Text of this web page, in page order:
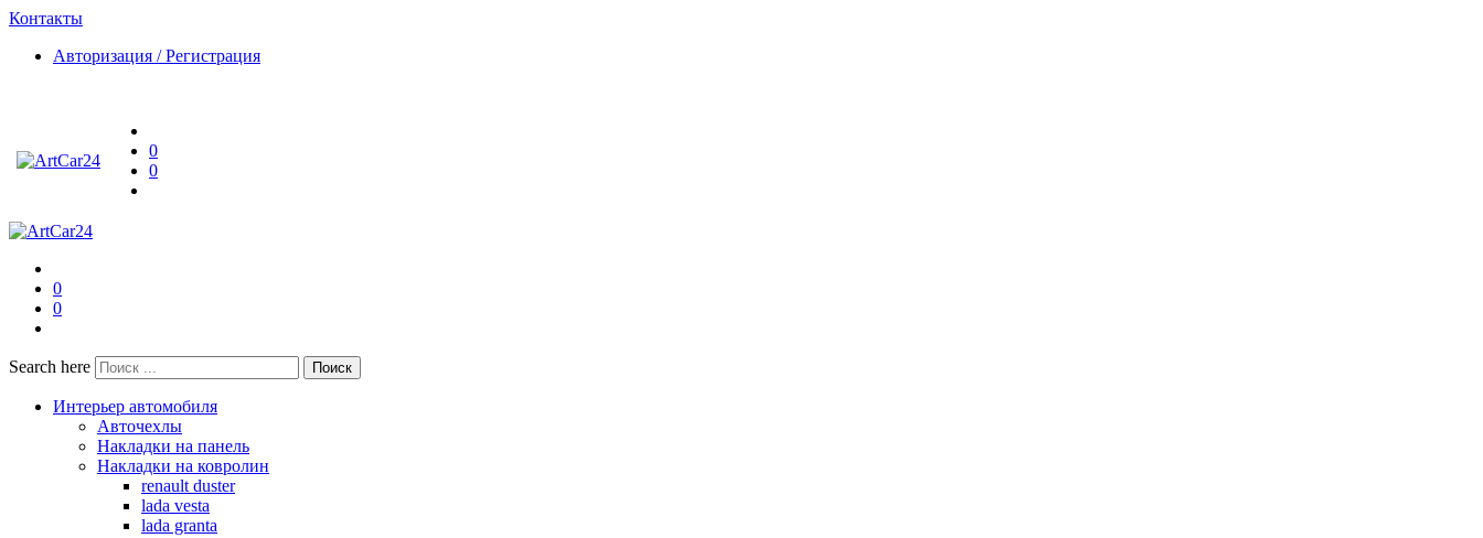
Контакты
Авторизация / Регистрация
0
0
0
0
Search here Поиск
Интерьер автомобиля
Авточехлы
Накладки на панель
Накладки на ковролин
renault duster
lada vesta
lada granta